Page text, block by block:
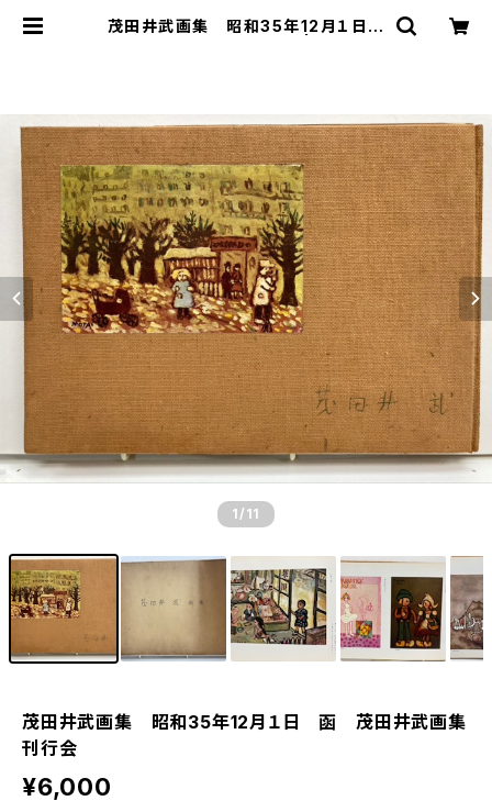
茂田井武画集 昭和35年12月１日
1 /11
茂田井武画集 昭和35年12月１日 函 茂田井武画集
刊行会
¥6,000